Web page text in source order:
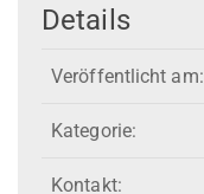
Details
Veröffentlicht am:
Kategorie:
Kontakt: